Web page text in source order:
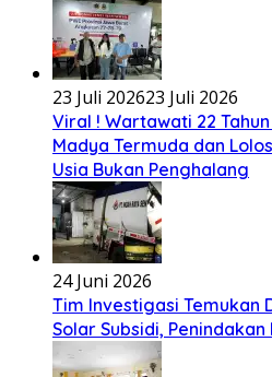
23 Juli 202623 Juli 2026
Viral ! Wartawati 22
Madya Termuda dan
Usia Bukan Penghalang
24 Juni 2026
Tim Investigasi Temukan
Solar Subsidi,